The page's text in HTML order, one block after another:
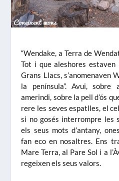
“Wendake, a Terra de
Tot i que aleshores
Grans Llacs, s’anomenaven
la península”. Avui,
amerindi, sobre la pell d’ós
rere les seves espatlles, el
si no gosés interrompre les
els seus mots d’antany,
fan eco en nosaltres. Ens
Mare Terra, al Pare Sol i a
regeixen els seus valors.